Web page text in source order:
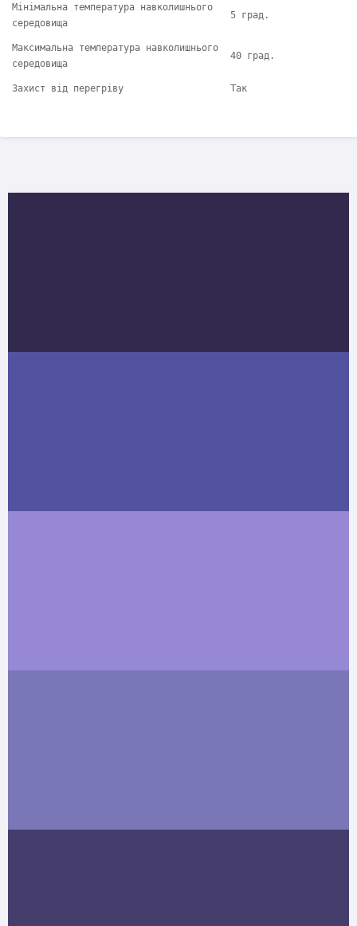
Мінімальна температура навколишнього
середовища
5 град.
Максимальна температура навколишнього
середовища
40 град.
Захист від перегріву Так